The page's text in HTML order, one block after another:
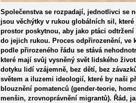
Společenstva se rozpadají, jednotlivci se
jsou věchýtky v rukou globálních sil,
prostor poskytnou, aby jako ptáci
do jejich rukou. Proces odpřirozenění, ve
podle přirozeného řádu se stává
které mají svůj vysněný svět lidského
dotyku lidí vzájemně, bez dětí, bez
světem a iluzemi ideologií, které by naši
blouznění pomatenců (gender-teorie,
menšin, zrovnoprávnění migrantů). Řád,